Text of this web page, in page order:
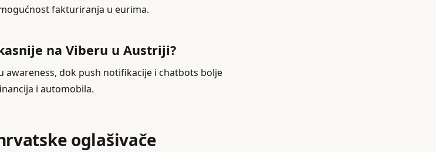
fakturiranja u eurima.
na Viberu u Austriji?
awareness, dok push notifikacije i chatbots bolje
i automobila.
oglašivače